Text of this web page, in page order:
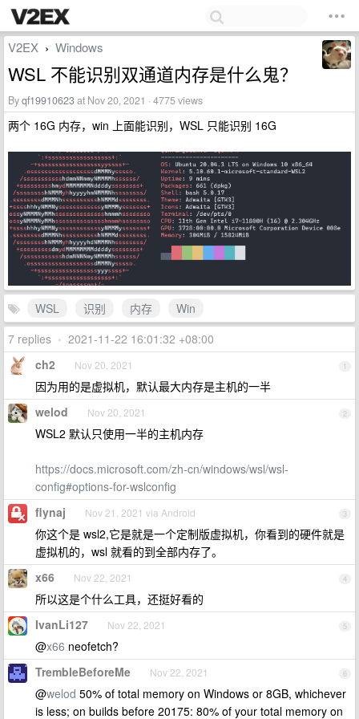
V2EX › Windows
WSL 不能识别双通道内存是什么鬼？
Byqf19910623at Nov 20, 2021 · 4775 views
两个 16G 内存，win 上面能识别，WSL 只能识别 16G
WSL 识别 内存
Win
7 replies • 2021-11-22 16:01:32 +08:00
1
ch2 Nov 20, 2021
因为用的是虚拟机，默认最大内存是主机的一半
2
welod Nov 20, 2021
WSL2 默认只使用一半的主机内存
https://docs.microsoft.com/zh-cn/windows/wsl/wsl-
config#options-for-wslconfig
3
flynaj Nov 21, 2021 via Android
你这个是 wsl2,它是就是一个定制版虚拟机，你看到的硬件就是
虚拟机的，wsl 就看的到全部内存了。
4
x66 Nov 22, 2021
所以这是个什么工具，还挺好看的
5
IvanLi127 Nov 22, 2021
@x66 neofetch?
6
TrembleBeforeMe Nov 22, 2021
@welod 50% of total memory on Windows or 8GB, whichever
is less; on builds before 20175: 80% of your total memory on